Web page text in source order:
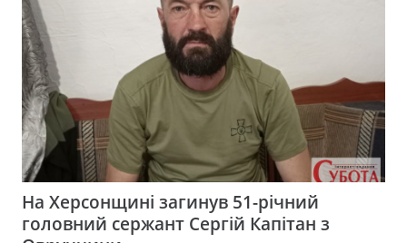
На Херсонщині загинув 51-річний
головний сержант Сергій Капітан з